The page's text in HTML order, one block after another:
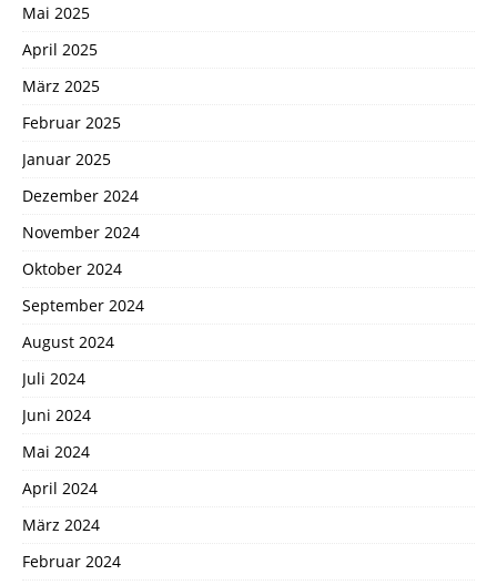
Mai 2025
April 2025
März 2025
Februar 2025
Januar 2025
Dezember 2024
November 2024
Oktober 2024
September 2024
August 2024
Juli 2024
Juni 2024
Mai 2024
April 2024
März 2024
Februar 2024